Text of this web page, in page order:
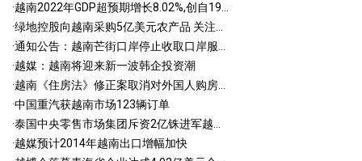
·越南2022年GDP超预期增长8.02%,创自19...
·绿地控股向越南采购5亿美元农产品 关注...
·通知公告：越南芒街口岸停止收取口岸服...
·越媒：越南将迎来新一波韩企投资潮
·越南《住房法》修正案取消对外国人购房...
·中国重汽获越南市场123辆订单
·泰国中央零售市场集团斥资2亿铢进军越...
·越媒预计2014年越南出口增幅加快